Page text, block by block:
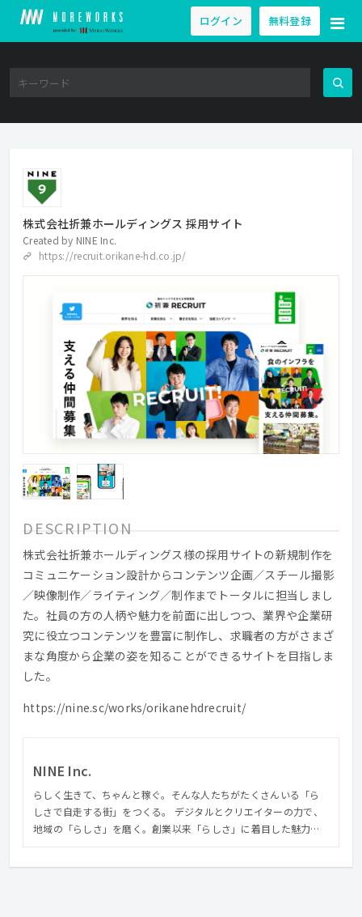
ログイン 無料登録
株式会社折兼ホールディングス 採用サイト
Created by NINE Inc.
https://recruit.orikane-hd.co.jp/
DESCRIPTION
株式会社折兼ホールディングス様の採用サイトの新規制作を
コミュニケーション設計からコンテンツ企画／スチール撮影
／映像制作／ライティング／制作までトータルに担当しまし
た。社員の方の人柄や魅力を前面に出しつつ、業界や企業研
究に役立つコンテンツを豊富に制作し、求職者の方がさまざ
まな角度から企業の姿を知ることができるサイトを目指しま
した。
https://nine.sc/works/orikanehdrecruit/
NINE Inc.
らしく生きて、ちゃんと稼ぐ。そんな人たちがたくさんいる「ら
しさで自走する街」をつくる。 デジタルとクリエイターの力で、
地域の「らしさ」を磨く。創業以来「らしさ」に着目した魅力的